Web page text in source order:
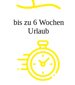
bis zu 6 Wochen
Urlaub